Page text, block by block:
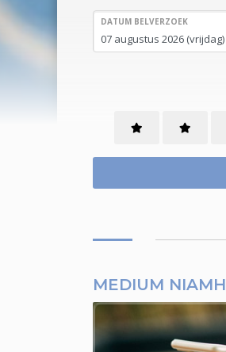
DATUM BELVERZOEK
MEDIUM NIAMH